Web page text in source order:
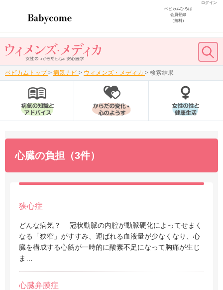
ログイン
ベビカムひろば
会員登録
（無料）
ベビカムトップ > 病気ナビ > ウィメンズ・メディカ > 検索結果
心臓の負担（3件）
狭心症
どんな病気？ 冠状動脈の内腔が動脈硬化によってせまく
なる「狭窄」がすすみ、運ばれる血液量が少なくなり、心
臓を構成する心筋が一時的に酸素不足になって胸痛が生じ
ま…
心臓弁膜症